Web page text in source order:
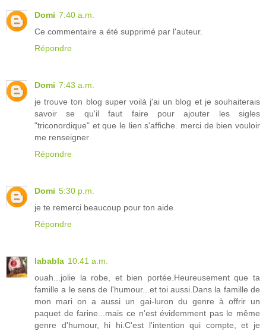
Domi 7:40 a.m.
Ce commentaire a été supprimé par l'auteur.
Répondre
Domi 7:43 a.m.
je trouve ton blog super voilà j'ai un blog et je souhaiterais
savoir se qu'il faut faire pour ajouter les sigles
"triconordique" et que le lien s'affiche. merci de bien vouloir
me renseigner
Répondre
Domi 5:30 p.m.
je te remerci beaucoup pour ton aide
Répondre
lababla 10:41 a.m.
ouah...jolie la robe, et bien portée.Heureusement que ta
famille a le sens de l'humour...et toi aussi.Dans la famille de
mon mari on a aussi un gai-luron du genre à offrir un
paquet de farine...mais ce n'est évidemment pas le même
genre d'humour, hi hi.C'est l'intention qui compte, et je